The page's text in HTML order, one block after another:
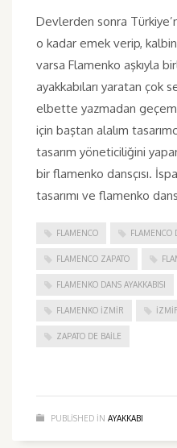
Devlerden sonra
o kadar emek verip,
varsa Flamenko aşkıyla
ayakkabıları yaratan çok
elbette yazmadan
için baştan alalım
tasarım yöneticiliğini
bir flamenko dansçısı.
tasarımı ve flamenko dans
FLAMENCO FLAMENCO
FLAMENCO ZAPATO
FLAMENKO DANS AYAKKABISI
FLAMENKO IZMIR
ZAPATO DE BAILE
PUBLISHED IN AYAKKABI